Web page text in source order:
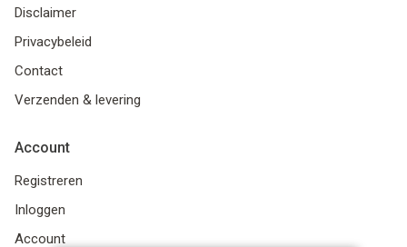
Disclaimer
Privacybeleid
Contact
Verzenden & levering
Account
Registreren
Inloggen
Account